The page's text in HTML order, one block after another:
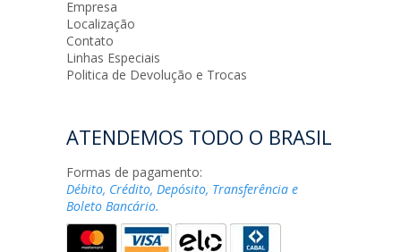
Empresa
Localização
Contato
Linhas Especiais
Politica de Devolução e Trocas
ATENDEMOS TODO O BRASIL
Formas de pagamento:
Débito, Crédito, Depósito, Transferência e
Boleto Bancário.